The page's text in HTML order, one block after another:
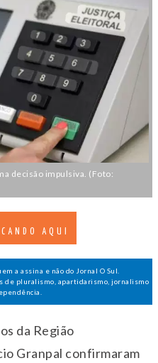
decisão impulsiva. (Foto:
AQUI
a assina e não do Jornal O Sul.
de pluralismo, apartidarismo, jornalismo
da Região
Granpal confirmaram